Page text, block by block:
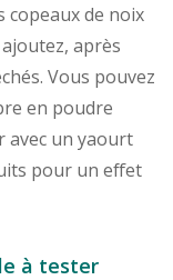
copeaux de noix
après
Vous pouvez
en poudre
avec un yaourt
pour un effet
à tester